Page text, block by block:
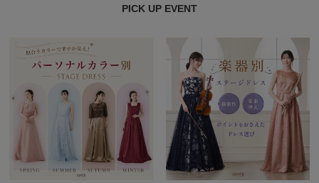
PICK UP EVENT